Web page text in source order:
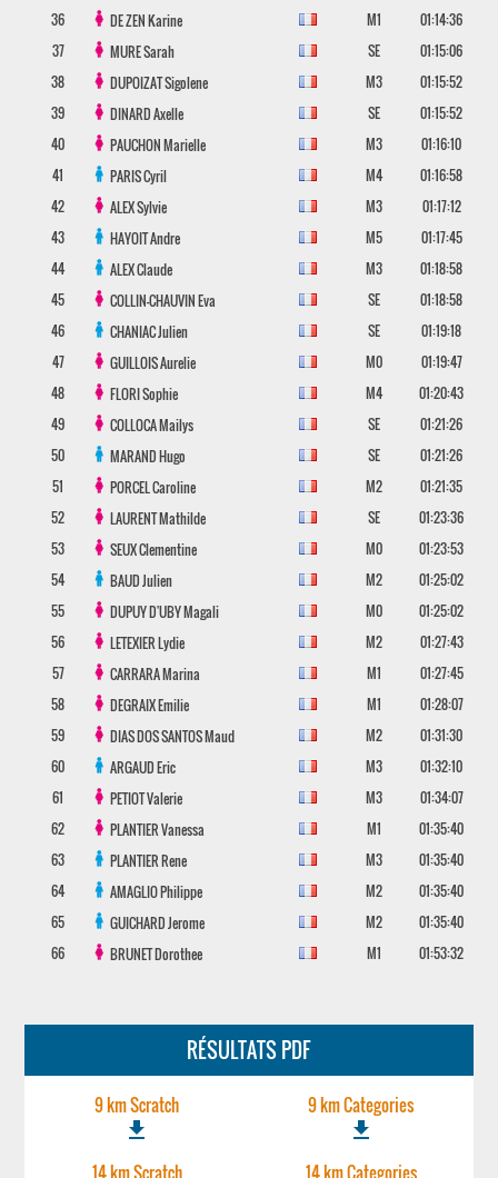
36
DE ZENKarine M1
01:14:36
37
MURESarah SE
01:15:06
38
DUPOIZATSigolene M3
01:15:52
39
DINARDAxelle SE
01:15:52
40
PAUCHONMarielle M3
01:16:10
41
PARISCyril M4
01:16:58
42
ALEXSylvie M3
01:17:12
43
HAYOITAndre M5
01:17:45
44
ALEXClaude M3
01:18:58
45
COLLIN-CHAUVINEva SE
01:18:58
46
CHANIACJulien SE
01:19:18
47
GUILLOISAurelie M0
01:19:47
48
FLORISophie M4
01:20:43
49
COLLOCAMailys SE
01:21:26
50
MARANDHugo SE
01:21:26
51
PORCELCaroline M2
01:21:35
52
LAURENTMathilde SE
01:23:36
53
SEUXClementine M0
01:23:53
54
BAUDJulien M2
01:25:02
55
DUPUY D'UBYMagali M0
01:25:02
56
LETEXIERLydie M2
01:27:43
57
CARRARAMarina M1
01:27:45
58
DEGRAIXEmilie M1
01:28:07
59
DIAS DOS SANTOSMaud M2
01:31:30
60
ARGAUDEric M3
01:32:10
61
PETIOTValerie M3
01:34:07
62
PLANTIERVanessa M1
01:35:40
63
PLANTIERRene M3
01:35:40
64
AMAGLIOPhilippe M2
01:35:40
65
GUICHARDJerome M2
01:35:40
66
BRUNETDorothee M1 01:53:32
RÉSULTATS PDF
9 km Scratch
file_download
9 km Categories
file_download
14 km Scratch 14 km Categories